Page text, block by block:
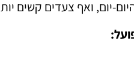
יום, ואף צעדים קשים